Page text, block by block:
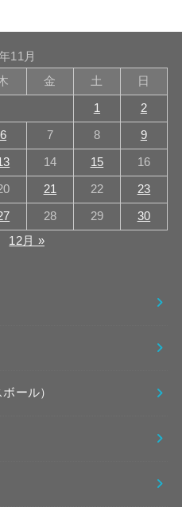
11月
金 土 日
1 2
6 7 8 9
14 15 16
21 22 23
28 29
30
12月 »
ール）